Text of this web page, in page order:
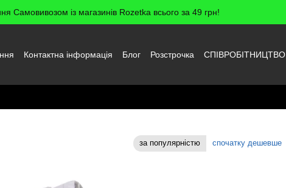
Самовивозом із магазинів Rozetka всього за 49 грн!
Контактна інформація Блог Розстрочка
СПІВРОБІТНИЦТВО
за популярністю спочатку дешевше